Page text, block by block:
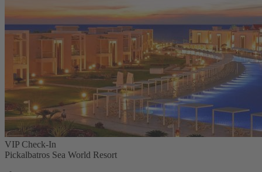
VIP Check-In
Pickalbatros Sea World Resort